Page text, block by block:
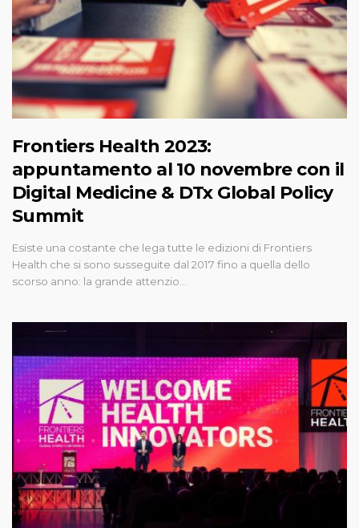
Frontiers Health 2023:
appuntamento al 10 novembre con il
Digital Medicine & DTx Global Policy
Summit
Esiste una costante che lega tutte le edizioni di Frontiers
Health che si sono susseguite dal 2017 fino a quella dello
scorso anno: la grande attenzio…